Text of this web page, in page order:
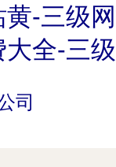
-三级
全-三
司